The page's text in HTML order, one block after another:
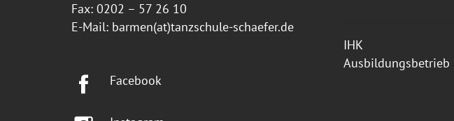
Fax: 0202 – 57 26 10
E-Mail: barmen(at)tanzschule-schaefer.de
Facebook
IHK
Ausbildungsbetrieb